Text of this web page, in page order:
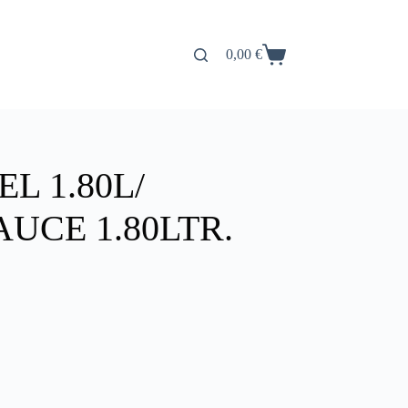
Carro
0,00 €
1.80L/
1.80LTR.